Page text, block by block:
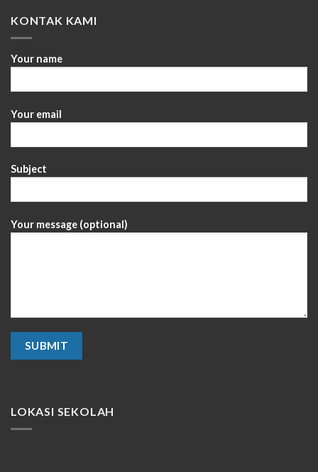
KONTAK KAMI
Your name
Your email
Subject
Your message (optional)
LOKASI SEKOLAH